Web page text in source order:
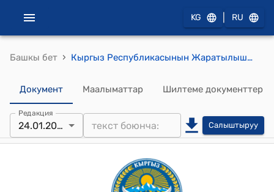
KG RU
Башкы бет › Кыргыз Республикасынын Жаратылыш ресурстары, экология жана техникалык көзөмөл министрлигинин 2025-жылдын 24–январындагы № 01-01/20 "Көтөрүүчү курулмалар колдонулган кооптуу өндүрүштүк объекттердин коопсуздук эрежелерин бекитүү тууралуу" буйругу
Документ Маалыматтар Шилтеме документтер
Редакция
24.01.2025 Салыштыруу